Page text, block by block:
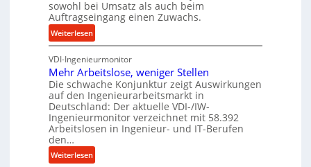
z
e
s
s
r
i
b
u
n
d
H
y
d
r
a
u
i
s
e
u
n
d
l
a
n
g
e
sowohl bei Umsatz als auch beim
Auftragseingang einen Zuwachs.
Weiterlesen:
K
r
o
n
e
s
s
e
i
VDI-Ingenieurmonitor
Mehr Arbeitslose, weniger Stellen
Die schwache Konjunktur zeigt Auswirkungen
auf den Ingenieurarbeitsmarkt in
Deutschland: Der aktuelle VDI-/IW-
Ingenieurmonitor verzeichnet mit 58.392
Arbeitslosen in Ingenieur- und IT-Berufen
den…
Weiterlesen: